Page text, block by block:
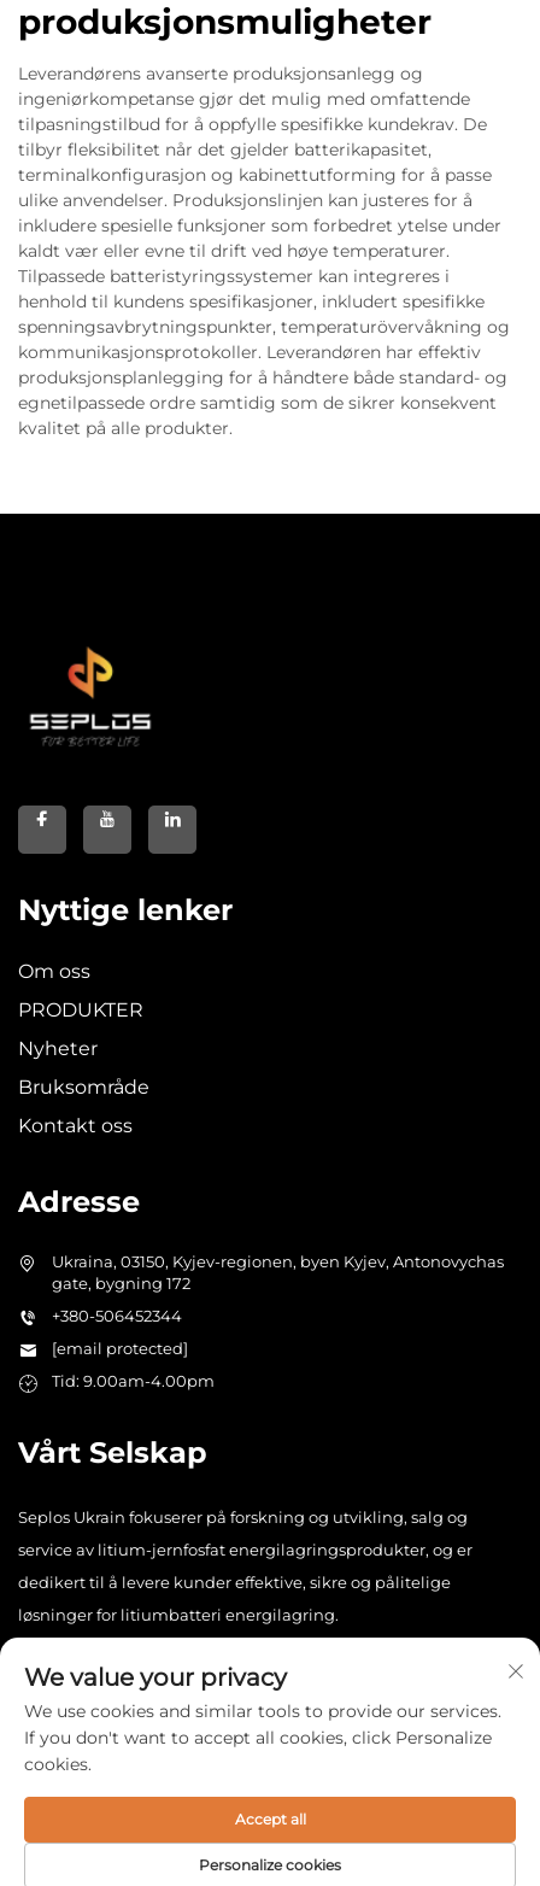
produksjonsmuligheter
Leverandørens avanserte produksjonsanlegg og
ingeniørkompetanse gjør det mulig med omfattende
tilpasningstilbud for å oppfylle spesifikke kundekrav. De
tilbyr fleksibilitet når det gjelder batterikapasitet,
terminalkonfigurasjon og kabinettutforming for å passe
ulike anvendelser. Produksjonslinjen kan justeres for å
inkludere spesielle funksjoner som forbedret ytelse under
kaldt vær eller evne til drift ved høye temperaturer.
Tilpassede batteristyringssystemer kan integreres i
henhold til kundens spesifikasjoner, inkludert spesifikke
spenningsavbrytningspunkter, temperaturövervåkning og
kommunikasjonsprotokoller. Leverandøren har effektiv
produksjonsplanlegging for å håndtere både standard- og
egnetilpassede ordre samtidig som de sikrer konsekvent
kvalitet på alle produkter.
Nyttige lenker
Om oss
PRODUKTER
Nyheter
Bruksområde
Kontakt oss
Adresse
Ukraina, 03150, Kyjev-regionen, byen Kyjev, Antonovychas
gate, bygning 172
+380-506452344
[email protected]
Tid: 9.00am-4.00pm
Vårt Selskap
Seplos Ukrain fokuserer på forskning og utvikling, salg og
service av litium-jernfosfat energilagringsprodukter, og er
dedikert til å levere kunder effektive, sikre og pålitelige
løsninger for litiumbatteri energilagring.
Copyright © 2025 China Seplos Ukrain Technology Co., Ltd. Alle
rettigheter forbeholdt. - Personvernerklæring
We value your privacy
We use cookies and similar tools to provide our services.
If you don't want to accept all cookies, click Personalize
cookies.
Personalize cookies
Accept all